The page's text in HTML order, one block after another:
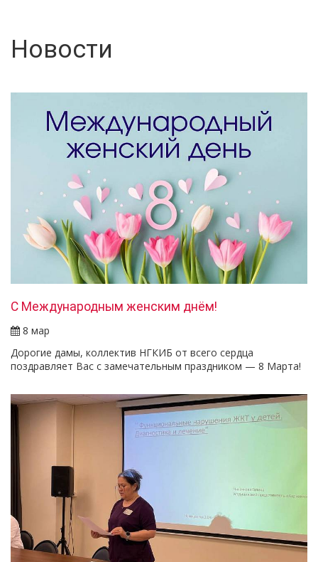
Новости
С Международным женским днём!
8 мар
Дорогие дамы, коллектив НГКИБ от всего сердца
поздравляет Вас с замечательным праздником — 8 Марта!